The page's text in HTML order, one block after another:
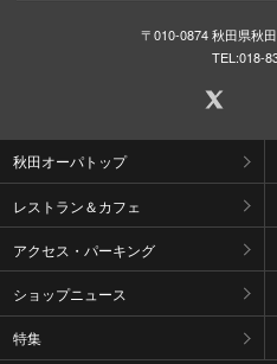
〒010-0874 秋田県秋
TEL:018-
秋田オーパトップ
レストラン＆カフェ
アクセス・パーキング
ショップニュース
特集